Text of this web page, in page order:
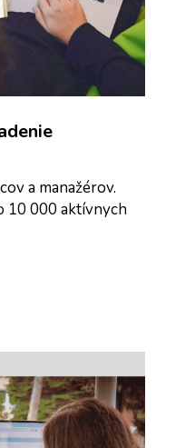
a manažérov.
10 000 aktívnych